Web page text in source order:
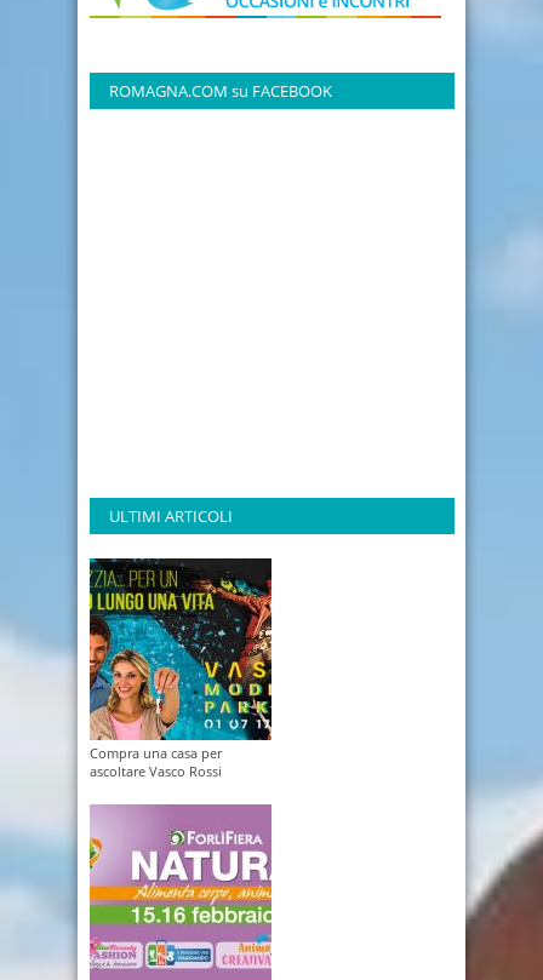
ROMAGNA.COM su FACEBOOK
ULTIMI ARTICOLI
Compra una casa per
ascoltare Vasco Rossi